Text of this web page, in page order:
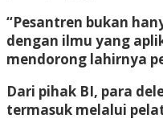
“Pesantren bukan
dengan ilmu yang
mendorong lahirnya
Dari pihak BI, para
termasuk melalui